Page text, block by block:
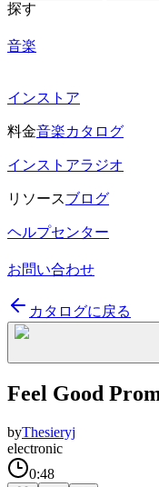
探す
音楽
インストア
料金音楽カタログ
インストアラジオ
リソースブログ
ヘルプセンター
お問い合わせ
カタログに戻る
Feel Good
byThesieryj
electronic
0:48